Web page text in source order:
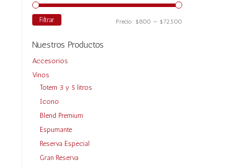
Precio
Precio
Filtrar Precio: $800 — $72.500
Nuestros Productos
Accesorios
Vinos
Totem 3 y 5 litros
Icono
Blend Premium
Espumante
Reserva Especial
Gran Reserva